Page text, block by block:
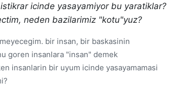
icinde yasayamiyor bu yaratiklar?
neden bazilarimiz "kotu"yuz?
bir insan, bir baskasinin
goren insanlara "insan" demek
insanlarin bir uyum icinde yasayamamasi